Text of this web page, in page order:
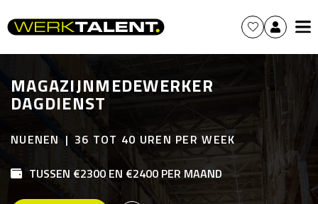
MAGAZIJNMEDEWERKER
DAGDIENST
NUENEN
36 TOT 40 UREN PER WEEK
TUSSEN €2300 EN €2400 PER MAAND